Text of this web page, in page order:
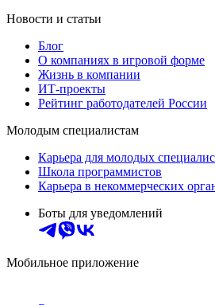
Новости и статьи
Блог
О компаниях в игровой форме
Жизнь в компании
ИТ-проекты
Рейтинг работодателей России
Молодым специалистам
Карьера для молодых
Школа программистов
Карьера в некоммерческих
Боты для уведомлений
Мобильное приложение